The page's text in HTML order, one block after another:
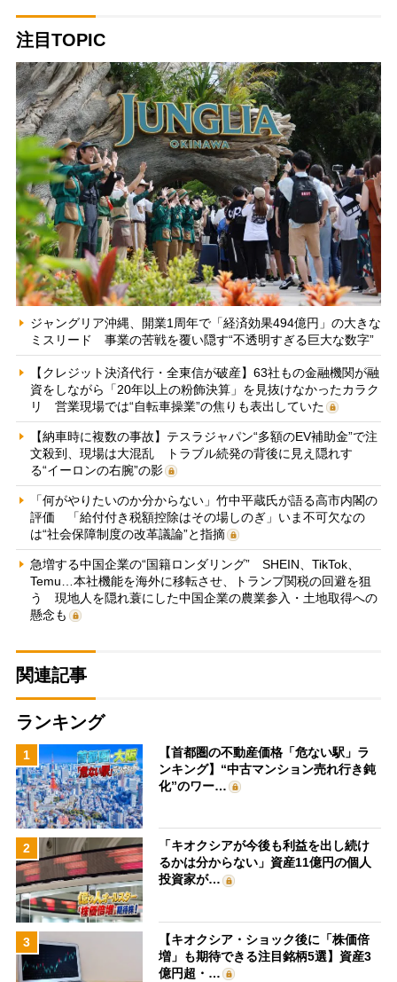
注目TOPIC
ジャングリア沖縄、開業1周年で「経済効果494億円」の大きな
ミスリード 事業の苦戦を覆い隠す“不透明すぎる巨大な数字”
【クレジット決済代行・全東信が破産】63社もの金融機関が融
資をしながら「20年以上の粉飾決算」を見抜けなかったカラク
リ 営業現場では“自転車操業”の焦りも表出していた
【納車時に複数の事故】テスラジャパン“多額のEV補助金”で注
文殺到、現場は大混乱 トラブル続発の背後に見え隠れす
る“イーロンの右腕”の影
「何がやりたいのか分からない」竹中平蔵氏が語る高市内閣の
評価 「給付付き税額控除はその場しのぎ」いま不可欠なの
は“社会保障制度の改革議論”と指摘
急増する中国企業の“国籍ロンダリング” SHEIN、TikTok、
Temu…本社機能を海外に移転させ、トランプ関税の回避を狙
う 現地人を隠れ蓑にした中国企業の農業参入・土地取得への
懸念も
関連記事
ランキング
1
【首都圏の不動産価格「危ない駅」ラ
ンキング】“中古マンション売れ行き鈍
化”のワー…
2
「キオクシアが今後も利益を出し続け
るかは分からない」資産11億円の個人
投資家が…
3
【キオクシア・ショック後に「株価倍
増」も期待できる注目銘柄5選】資産3
億円超・…